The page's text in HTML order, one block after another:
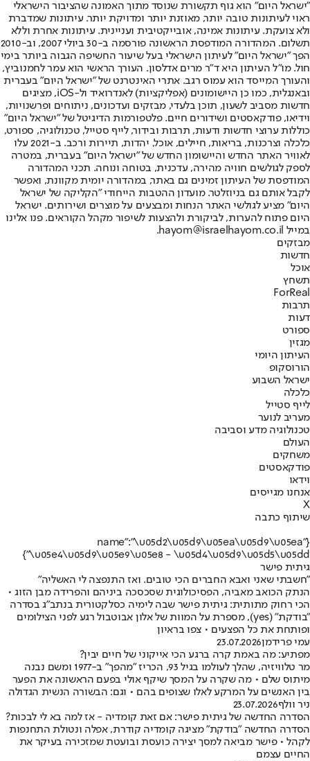
"ישראל היום" הוא גוף תקשורת שנוסד מתוך האמונה שהציבור הישראלי
ראוי לעיתונות טובה יותר, מאוזנת יותר ומדויקת יותר. עיתונות שמדברת
ולא צועקת. עיתונות אמינה, אובייקטיבית ועניינית. עיתונות אחרת וללא
תשלום. המהדורה המודפסת הראשונה פורסמה ב-30 ביולי 2007, וב-2010
הפך "ישראל היום" לעיתון הישראלי בעל שיעור החשיפה הגבוה ביותר בימי
חול. מו"ל העיתון היא ד"ר מרים אדלסון. העורך הראשי הוא עמר לחמנוביץ,
והעורך המייסד הוא עמוס רגב. אתרי האינטרנט של "ישראל היום" בעברית
ובאנגלית, כמו כן היישומונים (אפליקציות) לאנדרואיד ול-iOS, מציגים
חדשות מסביב לשעון, תוכן בלעדי, מבזקים ועדכונים, ניתוחים ופרשנויות,
וידיאו, פודקאסטים ושידורים חיים. פלטפורמות הדיגיטל של "ישראל היום"
כוללות ערוצי חדשות ודעות, תרבות ובידור, לייף סטייל, טכנולוגיה, ספורט,
כלכלה וצרכנות, בריאות, חיילים, אוכל, יהדות, תיירות ורכב. ב-2021 עלו
לאוויר האתר החדש והיישומון החדש של "ישראל היום" בעברית, במטרה
לספק לגולשים חוויה מהירה, עדכנית, בטוחה ונוחה. תכני המהדורה
המודפסת של העיתון זמינים גם באתר, במהדורה יומית מקוונת, ואפשר
לקבל אותם גם בניוזלטר. מועדון ההטבות הייחודי "הקליקה של ישראל
היום" מציע לגולשי האתר הנחות ומבצעים על מוצרים ושירותים. ישראל
היום פתוח להערות, לביקורת ולהצעות לשיפור מקהל הקוראים. פנו אלינו
במייל hayom@israelhayom.co.il.
מבזקים
חדשות
אוכל
תשחץ
ForReal
תרבות
דעות
ספורט
מגזין
העיתון היומי
הורוסקופ
ישראל השבוע
כלכלה
לייף סטייל
מעריב לנוער
טכנולוגיה מדע וסביבה
העולם
משחקים
פודקאסטים
וידאו
אנחנו מגייסים
X
שיתוף כתבה
{"name":"\u05d2\u05d9\u05ea\u05d9\u05ea
\u05e4\u05d9\u05e9\u05e8 - \u05d4\u05d9\u05d5\u05dd"}
גיתית פישר
"חשבתי שאני ואבא החברים הכי טובים. ואז התנפצה לי האשליה"
הנתק הכואב מאביה, הפסיכולוגית שסכסכה ביניהם והפרידה מבן הזוג •
הכי רחוק מתותית: גיתית פישר שבה לימיה כסלקטורית בנתב"ג בסדרה
"בודקת" (yes), מספרת על המוות של אלון אבוטבול רגע לפני הצילומים
ופותחת את כל הפצעים • צפו בראיון
עמי פרידמן23.07.2026
מפתיע: מה באמת קרה ברגע הכי אייקוני של חיים יבין?
מר טלוויזיה, שהלך לעולמו בגיל 93, הכריז "מהפך" ב-1977 ומשם נבנה
מיתוס שלם • מה שקרה על המסך שיקף אולי בפעם הראשונה את הפער
בין האנשים על המרקע לאלו שצופים בהם • וגם: הבשורה הנשית הגדולה
ניר וולף23.07.2026
הסדרה החדשה של גיתית פישר: אם זאת קומדיה - אז למה בא לי לבכות?
הסדרה החדשה "בודקת" מציגה קומדיה קודרת, אפלה ונטולת התחנפות
לקהל • פישר מביאה למסך יצירה כועסת ובועטת שמזכירה בעיקר את
החיים עצמם